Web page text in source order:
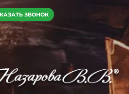
ЗВОНОК